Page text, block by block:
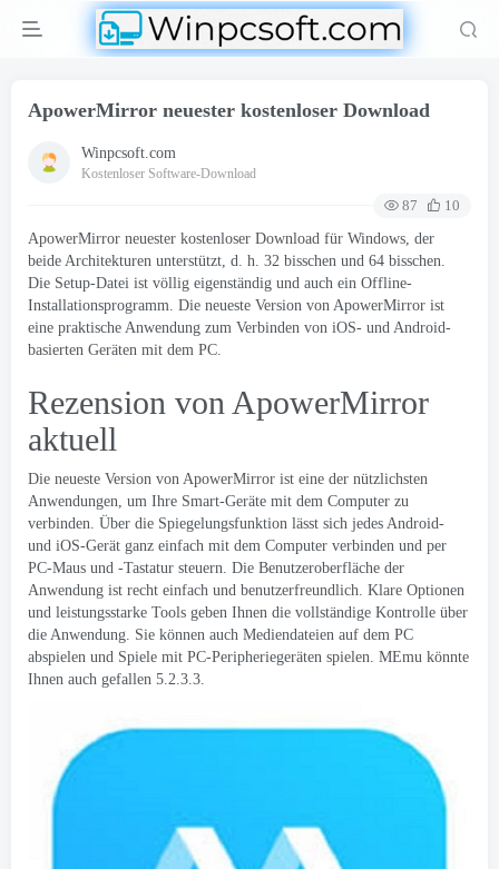
ApowerMirror neuester kostenloser Download
Winpcsoft.com
Kostenloser Software-Download
87
10
ApowerMirror neuester kostenloser Download für Windows, der
beide Architekturen unterstützt, d. h. 32 bisschen und 64 bisschen.
Die Setup-Datei ist völlig eigenständig und auch ein Offline-
Installationsprogramm. Die neueste Version von ApowerMirror ist
eine praktische Anwendung zum Verbinden von iOS- und Android-
basierten Geräten mit dem PC.
Rezension von ApowerMirror
aktuell
Die neueste Version von ApowerMirror ist eine der nützlichsten
Anwendungen, um Ihre Smart-Geräte mit dem Computer zu
verbinden. Über die Spiegelungsfunktion lässt sich jedes Android-
und iOS-Gerät ganz einfach mit dem Computer verbinden und per
PC-Maus und -Tastatur steuern. Die Benutzeroberfläche der
Anwendung ist recht einfach und benutzerfreundlich. Klare Optionen
und leistungsstarke Tools geben Ihnen die vollständige Kontrolle über
die Anwendung. Sie können auch Mediendateien auf dem PC
abspielen und Spiele mit PC-Peripheriegeräten spielen. MEmu könnte
Ihnen auch gefallen 5.2.3.3.